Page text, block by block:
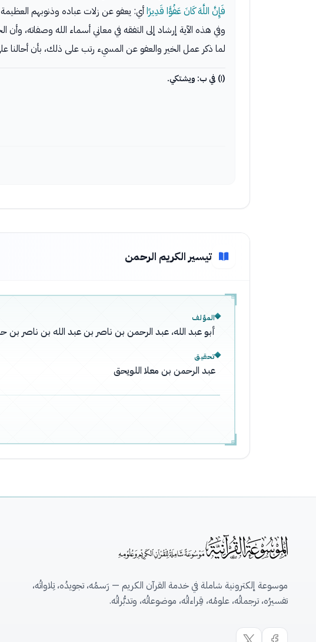
فَإِنَّ اللَّهَ كَانَ عَفُوًّا قَدِيرًاأي: يعفو عن زلات عباده وذنوبهم
وفي هذه الآية إرشاد إلى التفقه في معاني أسماء الله وصفاته،
لما ذكر عمل الخير والعفو عن المسيء رتب على ذلك، بأن أحالنا
(١) في ب: ويشتكي.
تيسير الكريم الرحمن
المؤلف
أبو عبد الله، عبد الرحمن بن ناصر بن عبد الله بن ناصر
تحقيق
عبد الرحمن بن معلا اللويحق
موسوعة إلكترونية شاملة في خدمة القرآن الكريم — رَسمُه، تجويدُه، تِلاواتُه،
تفسيرُه، ترجماتُه، علومُه، قِراءاتُه، موضوعاتُه، وتدبُّراتُه.